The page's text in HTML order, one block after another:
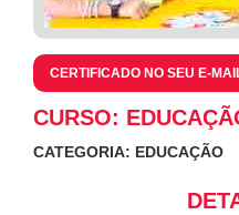
CERTIFICADO NO SEU E-
CURSO:
CATEGORIA: EDUCAÇÃO